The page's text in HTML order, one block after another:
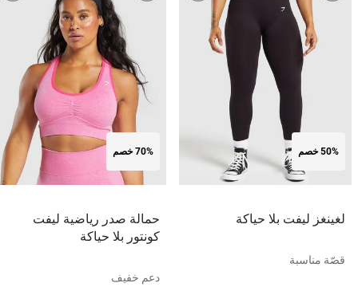
50% خصم
لغينغز ليفت بلا حياكة
قصّة مناسبة
70% خصم
حمالة صدر رياضية ليفت
كونتور بلا حياكة
دعم خفيف